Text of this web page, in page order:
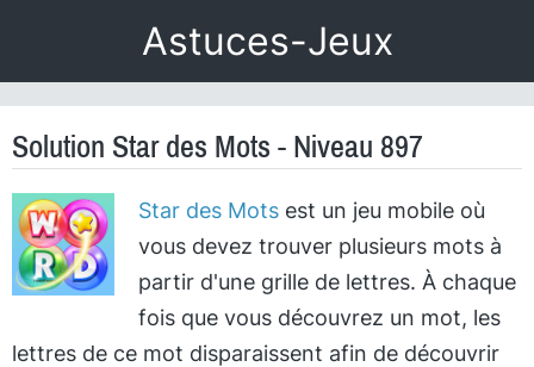
Astuces-Jeux
Solution Star des Mots - Niveau 897
Star des Motsest un jeu mobile où
vous devez trouver plusieurs mots à
partir d'une grille de lettres. À chaque
fois que vous découvrez un mot, les
lettres de ce mot disparaissent afin de découvrir